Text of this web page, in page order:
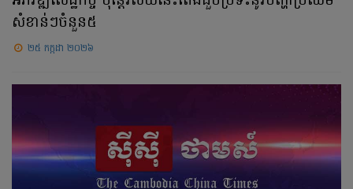
សំខាន់ៗចំនួន៥
២៥ កក្កដា ២០២៦